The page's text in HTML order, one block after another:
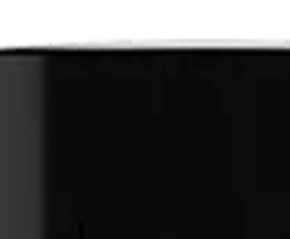
Protein - 300G -
kollagen og valleprotein, hvilket giver
14 g protein